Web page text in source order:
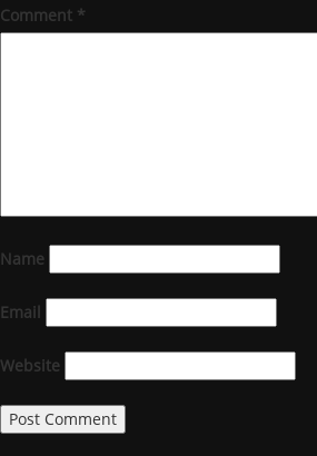
Comment *
Name
Email
Website